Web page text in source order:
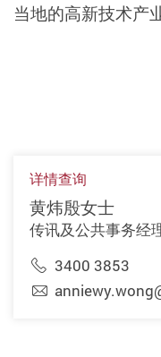
当地的高新技术产
详情查询
黄炜殷女士
传讯及公共事务经
3400 3853